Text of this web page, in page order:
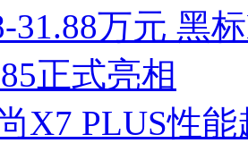
31.88万元 黑
正式亮相
X7 PLUS性